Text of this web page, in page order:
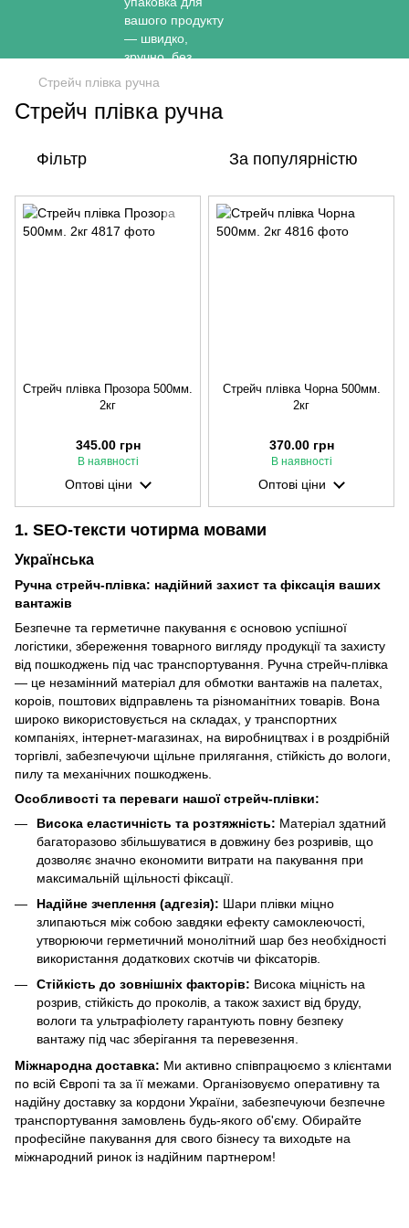
Стрейч плівка ручна
Стрейч плівка ручна
Фільтр За популярністю
Стрейч плівка Прозора 500мм.
2кг
345.00 грн
В наявності
Оптові ціни
Стрейч плівка Чорна 500мм.
2кг
370.00 грн
В наявності
Оптові ціни
1. SEO-тексти чотирма мовами
Українська
Ручна стрейч-плівка: надійний захист та фіксація ваших
вантажів
Безпечне та герметичне пакування є основою успішної
логістики, збереження товарного вигляду продукції та захисту
від пошкоджень під час транспортування. Ручна стрейч-плівка
— це незамінний матеріал для обмотки вантажів на палетах,
короів, поштових відправлень та різноманітних товарів. Вона
широко використовується на складах, у транспортних
компаніях, інтернет-магазинах, на виробництвах і в роздрібній
торгівлі, забезпечуючи щільне прилягання, стійкість до вологи,
пилу та механічних пошкоджень.
Особливості та переваги нашої стрейч-плівки:
Висока еластичність та розтяжність: Матеріал здатний
багаторазово збільшуватися в довжину без розривів, що
дозволяє значно економити витрати на пакування при
максимальній щільності фіксації.
Надійне зчеплення (адгезія): Шари плівки міцно
злипаються між собою завдяки ефекту самоклеючості,
утворюючи герметичний монолітний шар без необхідності
використання додаткових скотчів чи фіксаторів.
Стійкість до зовнішніх факторів: Висока міцність на
розрив, стійкість до проколів, а також захист від бруду,
вологи та ультрафіолету гарантують повну безпеку
вантажу під час зберігання та перевезення.
Міжнародна доставка: Ми активно співпрацюємо з клієнтами
по всій Європі та за її межами. Організовуємо оперативну та
надійну доставку за кордони України, забезпечуючи безпечне
транспортування замовлень будь-якого об'єму. Обирайте
професійне пакування для свого бізнесу та виходьте на
міжнародний ринок із надійним партнером!